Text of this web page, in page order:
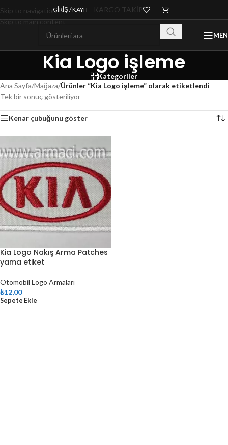
Skip to navigation
Skip to main content
GIRIŞ / KAYIT KARGO TAKİP
Kia Logo işleme
Kategoriler
Ana Sayfa/Mağaza/Ürünler “Kia Logo işleme” olarak etiketlendi
Tek bir sonuç gösteriliyor
Kenar çubuğunu göster
Kia Logo Nakış Arma Patches
yama etiket
Otomobil Logo Armaları
₺12,00
Sepete Ekle